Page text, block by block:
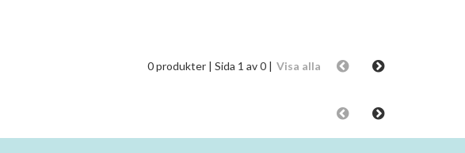
Visa alla
0 produkter | Sida 1 av 0 |